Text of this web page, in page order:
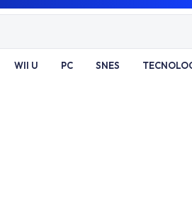
WII U PC SNES